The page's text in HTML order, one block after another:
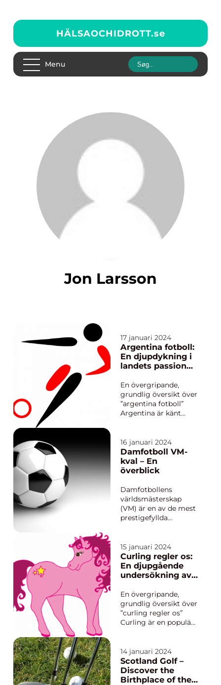
HÄLSAOCHIDROTT.se
Menu
Jon Larsson
17 januari 2024
Argentina fotboll:
En djupdykning i
landets passion
En övergripande,
grundlig översikt över
”argentina fotboll”
Argentina är känt
fotbollsnationer och
landets passion för
spelet är svår att
förbise. Sedan tidigt
utmärkt sig på den
internati...
16 januari 2024
Damfotboll VM-
kval – En
överblick
Damfotbollens
världsmästerskap
(VM) är en av de mest
prestigefyllda
damfotboll. För att
kvalificera sig för
denna turnering krävs
att varje landslag
kvalificeringsprocess
som möjliggör att de
bästa lagen fr...
15 januari 2024
Curling regler os:
En djupgående
undersökning av
utvecklingen
En övergripande,
grundlig översikt över
”curling regler os”
Curling är en populär
tävlar mot varandra
genom att skicka
stenar på en isbana
mot ett målområde.
14 januari 2024
Scotland Golf –
Discover the
Birthplace of the